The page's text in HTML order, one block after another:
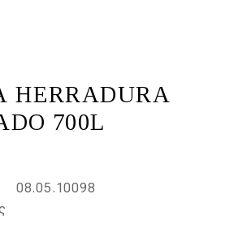
HERRADURA
700L
08.05.10098